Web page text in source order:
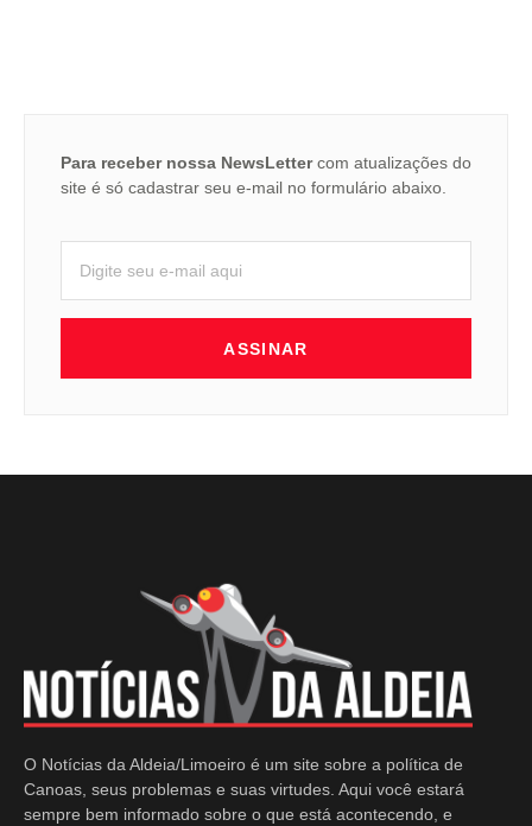
Para receber nossa NewsLettercom atualizações do
site é só cadastrar seu e-mail no formulário abaixo.
ASSINAR
O Notícias da Aldeia/Limoeiro é um site sobre a política de
Canoas, seus problemas e suas virtudes. Aqui você estará
sempre bem informado sobre o que está acontecendo, e